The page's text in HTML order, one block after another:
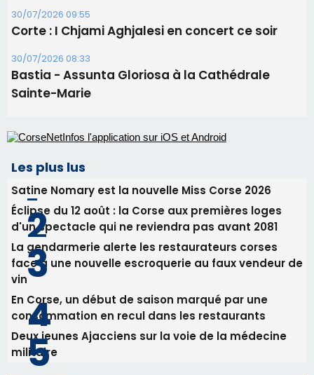
Les plus lus
Satine Nomary est la nouvelle Miss Corse 2026
Éclipse du 12 août : la Corse aux premières loges
d'un spectacle qui ne reviendra pas avant 2081
face à une nouvelle escroquerie au faux vendeur de
En Corse, un début de saison marqué par une
consommation en recul dans les restaurants
Deux jeunes Ajacciens sur la voie de la médecine
militaire
Newsletter
Inscrivez-vous à la newsletter de CNI et recevez par
email les infos les plus importantes et une sélection de
nos meilleurs articles